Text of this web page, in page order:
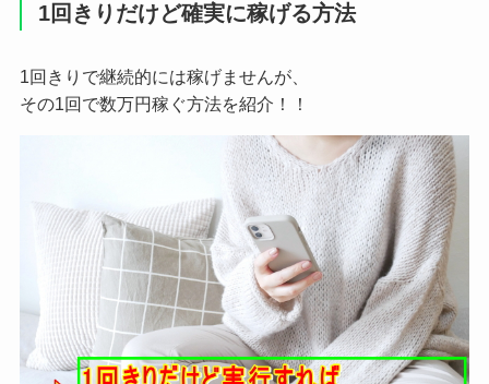
1回きりだけど確実に稼げる方法
1回きりで継続的には稼げませんが、
その1回で数万円稼ぐ方法を紹介！！